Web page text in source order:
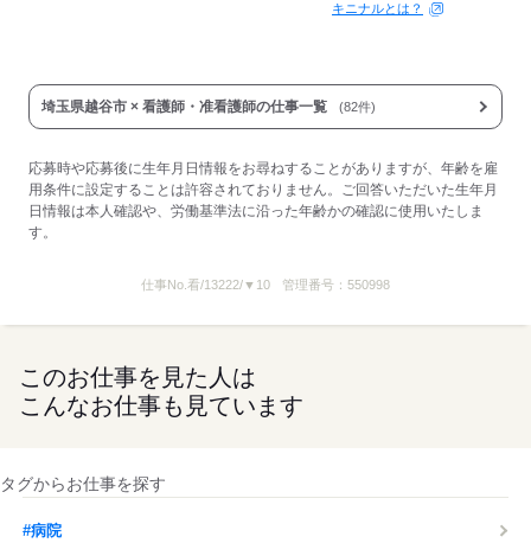
キニナルとは？
埼玉県越谷市 × 看護師・准看護師の仕事一覧 (82件)
応募時や応募後に生年月日情報をお尋ねすることがありますが、年齢を雇
用条件に設定することは許容されておりません。ご回答いただいた生年月
日情報は本人確認や、労働基準法に沿った年齢かの確認に使用いたしま
す。
仕事No.看/13222/▼10 管理番号： 550998
このお仕事を見た人は
こんなお仕事も見ています
タグからお仕事を探す
#病院